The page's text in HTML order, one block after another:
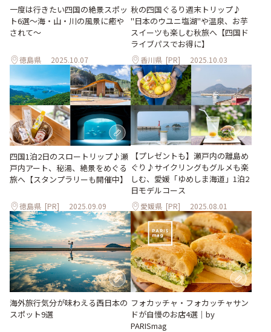
一度は行きたい四国の絶景スポッ
ト6選〜海・山・川の風景に癒や
されて〜
徳島県 2025.10.07
秋の四国ぐるり週末トリップ♪
"日本のウユニ塩湖"や温泉、お芋
スイーツも楽しむ秋旅へ【四国ド
ライブパスでお得に】
香川県 [PR] 2025.10.03
四国1泊2日のスロートリップ♪瀬
戸内アート、秘湯、絶景をめぐる
旅へ【スタンプラリーも開催中】
徳島県 [PR] 2025.09.09
【プレゼントも】瀬戸内の離島め
ぐり♪サイクリングもグルメも楽
しむ、愛媛「ゆめしま海道」1泊2
日モデルコース
愛媛県 [PR] 2025.08.01
海外旅行気分が味わえる西日本の
スポット9選
フォカッチャ・フォカッチャサン
ドが自慢のお店4選｜by
PARISmag